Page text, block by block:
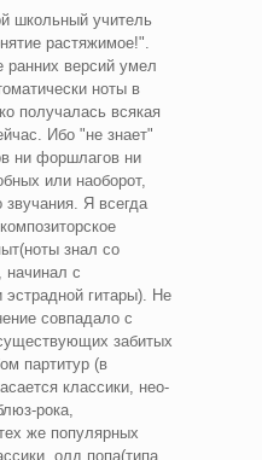
школьный учитель
растяжимое!".
ранних версий умел
ноты в
получалась всякая
Ибо "не знает"
ни форшлагов ни
или наоборот,
Я всегда
знал со
начинал с
эстрадной гитары). Не
совпадало с
забитых
партитур (в
классики, нео-
рока,
же популярных
олд попа(типа